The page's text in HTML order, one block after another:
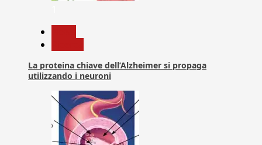
La proteina chiave dell’Alzheimer si propaga
utilizzando i neuroni